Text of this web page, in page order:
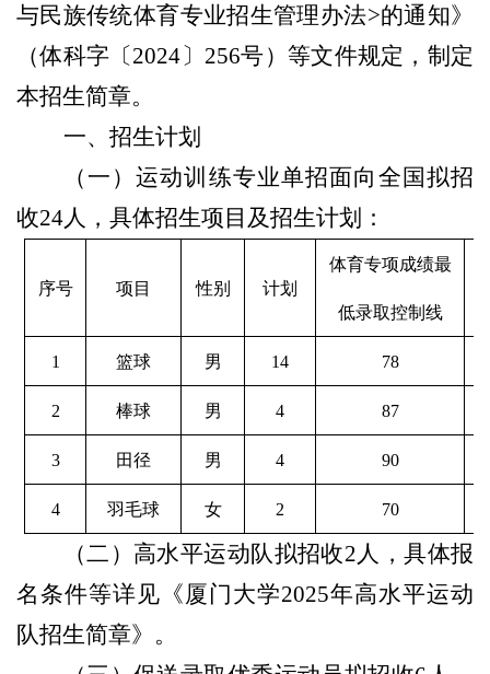
与民族传统体育专业招生管理办法>的通知》
（体科字〔2024〕256号）等文件规定，制定
本招生简章。
一、招生计划
（一）运动训练专业单招面向全国拟招
收24人，具体招生项目及招生计划：
序号 项目 性别 计划
体育专项成绩最
低录取控制线
1 篮球 男 14 78
2 棒球 男 4 87
3 田径 男 4 90
4 羽毛球 女 2 70
（二）高水平运动队拟招收2人，具体报
名条件等详见《厦门大学2025年高水平运动
队招生简章》。